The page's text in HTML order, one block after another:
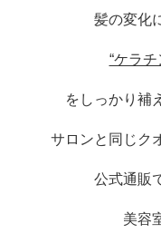
髪の変化
“ケラチ
をしっかり補
サロンと同じク
公式通販
美容